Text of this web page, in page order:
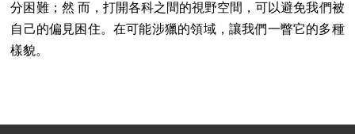
分困難；然 而，打開各科之間的視野空間，可以避免我們被
自己的偏見困住。在可能涉獵的領域，讓我們一瞥它的多種
樣貌。